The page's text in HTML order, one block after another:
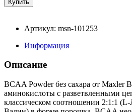
Артикул: msn-101253
Информация
Описание
BCAA Powder без сахара от Maxler
аминокислоты с разветвленными
классическом соотношении 2:1:1